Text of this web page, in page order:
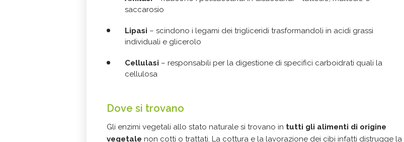
saccarosio
Lipasi – scindono i legami dei trigliceridi trasformandoli in acidi grassi
individuali e glicerolo
Cellulasi – responsabili per la digestione di specifici carboidrati quali la
cellulosa
Dove si trovano
Gli enzimi vegetali allo stato naturale si trovano in tutti gli alimenti di origine
vegetale non cotti o trattati. La cottura e la lavorazione dei cibi infatti distrugge la